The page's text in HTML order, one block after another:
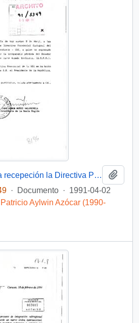
[ Carta informando la recepeción la Directiva Provincial Cachapoal del Partido Unión Demócrata Independiente UDI, habiendo presentado las respectivas condolencias por la muerte del Senador Jaime Guzmán]
· Documento · 1991-04-02
Aylwin Azócar (1990-